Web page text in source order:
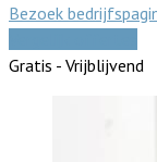
Bezoek
Gratis - Vrijblijvend